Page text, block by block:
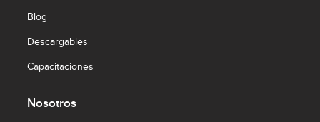
Blog
Descargables
Capacitaciones
Nosotros